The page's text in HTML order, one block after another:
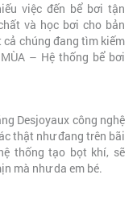
việc đến bể bơi tận
và học bơi cho bản
chúng đang tìm kiếm
– Hệ thống bể bơi
Desjoyaux công nghệ
thật như đang trên bãi
thống tạo bọt khí, sẽ
mà như da em bé.